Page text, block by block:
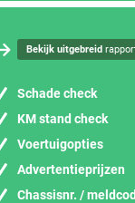
Bekijk uitgebreid
Schade check
KM stand check
Voertuigopties
Advertentieprijzen
Chassisnr. /